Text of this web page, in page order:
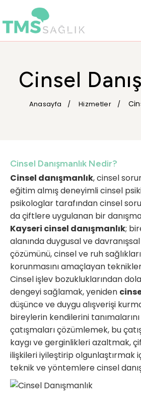
Cinsel
Anasayfa Hizmetler
Cinsel Danışmanlık Nedir?
Cinsel danışmanlık, cinsel
eğitim almış deneyimli cinsel
psikologlar tarafından cinsel
da çiftlere uygulanan bir
Kayseri cinsel danışmanlık;
alanında duygusal ve
çözümünü, cinsel ve ruh
korunmasını amaçlayan
Cinsel işlev bozukluklarından
dengeyi sağlamak, yeniden
düşünce ve duygu alışverişi
bireylerin kendilerini
çatışmaları çözümlemek, bu
kaygı ve gerginlikleri azaltmak,
ilişkileri iyileştirip olgunlaştırmak
teknik ve yöntemlere cinsel